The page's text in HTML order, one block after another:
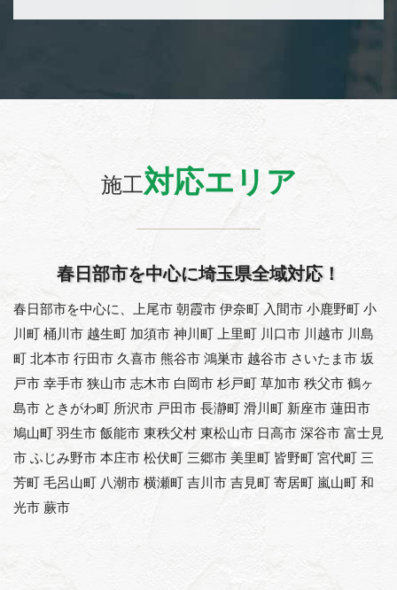
施工対応エリア
春日部市を中心に埼玉県全域対応！
春日部市を中心に、上尾市 朝霞市 伊奈町 入間市 小鹿野町 小
川町 桶川市 越生町 加須市 神川町 上里町 川口市 川越市 川島
町 北本市 行田市 久喜市 熊谷市 鴻巣市 越谷市 さいたま市 坂
戸市 幸手市 狭山市 志木市 白岡市 杉戸町 草加市 秩父市 鶴ヶ
島市 ときがわ町 所沢市 戸田市 長瀞町 滑川町 新座市 蓮田市
鳩山町 羽生市 飯能市 東秩父村 東松山市 日高市 深谷市 富士見
市 ふじみ野市 本庄市 松伏町 三郷市 美里町 皆野町 宮代町 三
芳町 毛呂山町 八潮市 横瀬町 吉川市 吉見町 寄居町 嵐山町 和
光市 蕨市